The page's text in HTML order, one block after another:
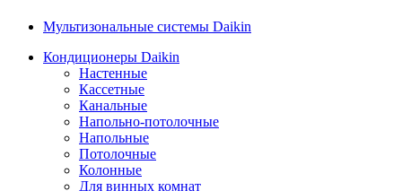
Мультизональные системы Daikin
Кондиционеры Daikin
Настенные
Кассетные
Канальные
Напольно-потолочные
Напольные
Потолочные
Колонные
Для винных комнат